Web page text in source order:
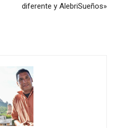
diferente y AlebriSueños»